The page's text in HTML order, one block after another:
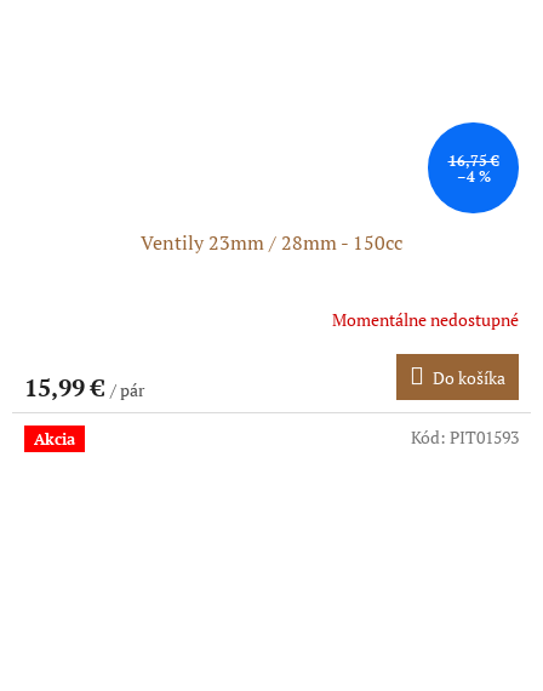
16,75 €
–4 %
Ventily 23mm / 28mm - 150cc
Momentálne nedostupné
15,99 € / pár
Do košíka
Akcia Kód: PIT01593